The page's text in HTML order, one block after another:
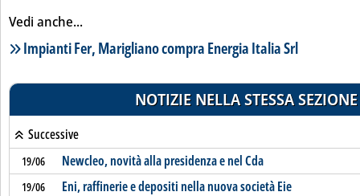
Vedi anche...
Lista notizie correlate
Impianti Fer, Marigliano compra Energia Italia Srl
NOTIZIE NELLA STESSA SEZIONE
Successive
19/06 Newcleo, novità alla presidenza e nel Cda
19/06 Eni, raffinerie e depositi nella nuova società Eie